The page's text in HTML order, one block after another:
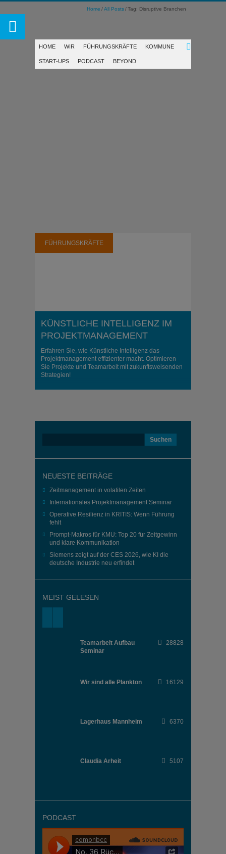
Home All Posts Tag: Disruptive Branchen
HOME WIR FÜHRUNGSKRÄFTE KOMMUNE
START-UPS PODCAST BEYOND
FÜHRUNGSKRÄFTE
KÜNSTLICHE INTELLIGENZ IM
PROJEKTMANAGEMENT
Erfahren Sie, wie Künstliche Intelligenz das
Projektmanagement effizienter macht. Optimieren
Sie Projekte und Teamarbeit mit zukunftsweisenden
Strategien!
NEUESTE BEITRÄGE
Zeitmanagement in volatilen Zeiten
Internationales Projektmanagement Seminar
Operative Resilienz in KRITIS: Wenn Führung
fehlt
Prompt-Makros für KMU: Top 20 für Zeitgewinn
und klare Kommunikation
Siemens zeigt auf der CES 2026, wie KI die
deutsche Industrie neu erfindet
MEIST GELESEN
Teamarbeit Aufbau
Seminar
28828
Wir sind alle Plankton 16129
Lagerhaus Mannheim 6370
Claudia Arheit 5107
PODCAST